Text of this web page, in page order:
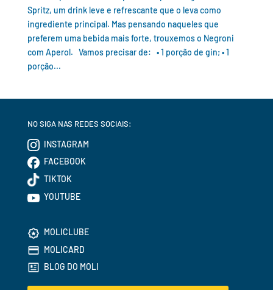
Spritz, um drink leve e refrescante que o leva como
ingrediente principal. Mas pensando naqueles que
preferem uma bebida mais forte, trouxemos o Negroni
com Aperol. Vamos precisar de: • 1 porção de gin; • 1
porção...
NO SIGA NAS REDES SOCIAIS:
INSTAGRAM
FACEBOOK
TIKTOK
YOUTUBE
MOLICLUBE
MOLICARD
BLOG DO MOLI